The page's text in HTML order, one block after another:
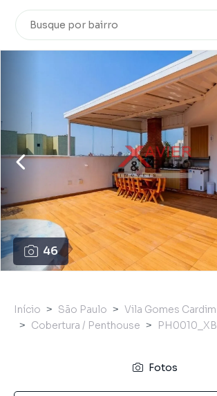
46
Início São Paulo
Vila Gomes Cardim
Cobertura / Penthouse
PH0010_XB
Fotos